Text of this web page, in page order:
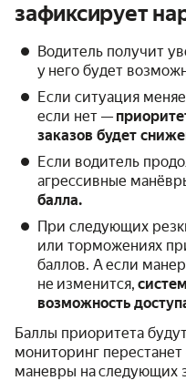
зафиксирует
Водитель получит
у него будет
Если ситуация
если нет —
заказов будет
Если водитель
агрессивные
балла.
При следующих
или торможениях
баллов. А если
не изменится,
возможность
Баллы приоритета
мониторинг
маневры на следующих